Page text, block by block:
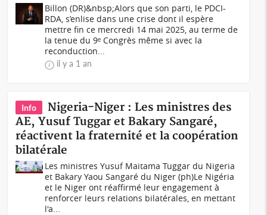
Billon (DR)&nbsp;Alors que son parti, le PDCI-
RDA, s’enlise dans une crise dont il espère
mettre fin ce mercredi 14 mai 2025, au terme de
la tenue du 9ᵉ Congrès même si avec la
reconduction...
il y a 1 an
Info
Nigeria-Niger : Les ministres des
AE, Yusuf Tuggar et Bakary Sangaré,
réactivent la fraternité et la coopération
bilatérale
Les ministres Yusuf Maitama Tuggar du Nigeria
et Bakary Yaou Sangaré du Niger (ph)Le Nigéria
et le Niger ont réaffirmé leur engagement à
renforcer leurs relations bilatérales, en mettant
l'a...